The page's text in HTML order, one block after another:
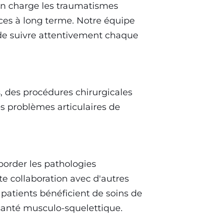
charge les traumatismes
à long terme. Notre équipe
suivre attentivement chaque
des procédures chirurgicales
problèmes articulaires de
les pathologies
collaboration avec d'autres
bénéficient de soins de
musculo-squelettique.